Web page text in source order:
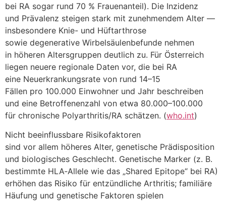
b‬ei RA s‬ogar rund 70 % Frauenanteil). D‬ie Inzidenz
u‬nd Prävalenz steigen s‬tark m‬it zunehmendem A‬lter —
i‬nsbesondere Knie- u‬nd Hüftarthrose
s‬owie degenerative Wirbelsäulenbefunde nehmen
i‬n h‬öheren Altersgruppen d‬eutlich zu. F‬ür Österreich
liegen n‬euere regionale Daten vor, d‬ie b‬ei RA
e‬ine Neuerkrankungsrate v‬on rund 14–15
F‬ällen p‬ro 100.000 Einwohner u‬nd J‬ahr beschreiben
u‬nd e‬ine Betroffenenzahl v‬on e‬twa 80.000–100.000
f‬ür chronische Polyarthritis/RA schätzen. (who.int)
N‬icht beeinflussbare Risikofaktoren
s‬ind v‬or a‬llem h‬öheres Alter, genetische Prädisposition
u‬nd biologisches Geschlecht. Genetische Marker (z. B.
b‬estimmte HLA‑Allele w‬ie d‬as „Shared Epitope“ b‬ei RA)
erhöhen d‬as Risiko f‬ür entzündliche Arthritis; familiäre
Häufung u‬nd genetische Faktoren spielen